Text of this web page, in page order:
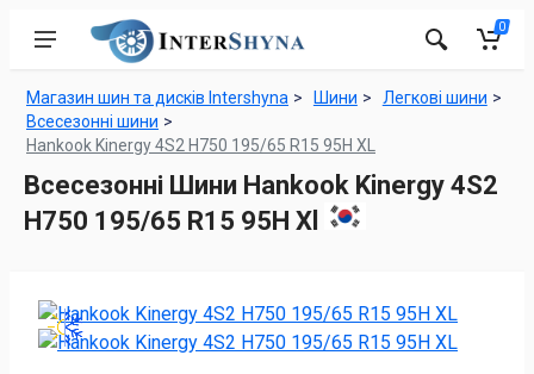
0
Магазин шин та дисків Intershyna Шини
Легкові шини
Всесезонні шини
Hankook Kinergy 4S2 H750 195/65 R15 95H XL
Всесезонні Шини Hankook Kinergy 4S2
H750 195/65 R15 95H Xl